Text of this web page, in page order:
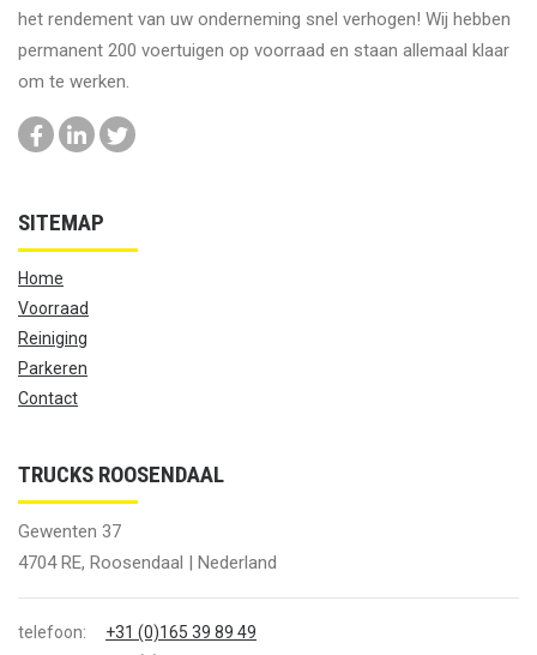
het rendement van uw onderneming snel verhogen! Wij hebben
permanent 200 voertuigen op voorraad en staan allemaal klaar
om te werken.
SITEMAP
Home
Voorraad
Reiniging
Parkeren
Contact
TRUCKS ROOSENDAAL
Gewenten 37
4704 RE, Roosendaal | Nederland
telefoon:
+31 (0)165 39 89 49